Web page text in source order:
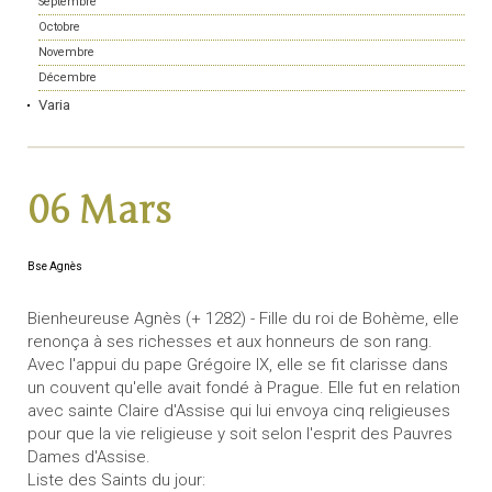
Octobre
Novembre
Décembre
Varia
06 Mars
Bse Agnès
Bienheureuse Agnès (+ 1282) - Fille du roi de Bohème, elle
renonça à ses richesses et aux honneurs de son rang.
Avec l'appui du pape Grégoire IX, elle se fit clarisse dans
un couvent qu'elle avait fondé à Prague. Elle fut en relation
avec sainte Claire d'Assise qui lui envoya cinq religieuses
pour que la vie religieuse y soit selon l'esprit des Pauvres
Dames d'Assise.
Liste des Saints du jour: